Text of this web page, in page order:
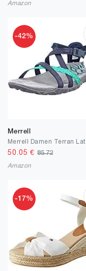
Amazon
-42%
Merrell
50.05 €85.72
Amazon
-17%